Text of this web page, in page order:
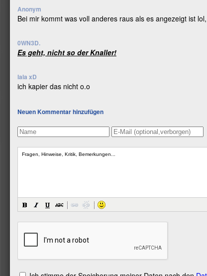
Anonym
Bei mir kommt was voll anderes raus als es angezeigt ist
0WN3D.
Es geht, nicht so der Knaller!
lala xD
ich kapier das nicht o.o
Neuen Kommentar hinzufügen